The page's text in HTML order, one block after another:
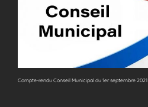
Compte-rendu Conseil Municipal du 1er septembre 2021